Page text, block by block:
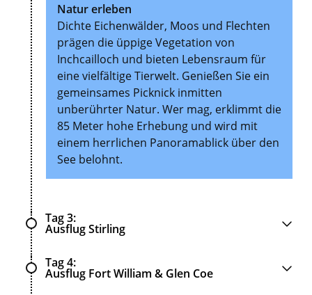
Natur erleben
Dichte Eichenwälder, Moos und Flechten
prägen die üppige Vegetation von
Inchcailloch und bieten Lebensraum für
eine vielfältige Tierwelt. Genießen Sie ein
gemeinsames Picknick inmitten
unberührter Natur. Wer mag, erklimmt die
85 Meter hohe Erhebung und wird mit
einem herrlichen Panoramablick über den
See belohnt.
Tag 3
Ausflug Stirling
Tag 4
Ausflug Fort William & Glen Coe